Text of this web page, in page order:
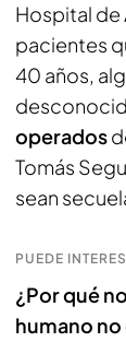
Hospital
pacientes
40 años,
operados
Tomás
sean
PUEDE
¿Por qué
humano